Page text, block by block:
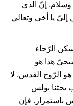
إنّ الذي
يا أخي وتعالي
الرّجاء
هذا هو
هو الرّوح القدس. لا
يحثنا بولس
باستمرار. فإن